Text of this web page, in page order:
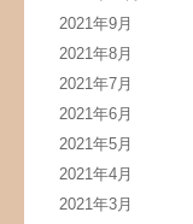
2021年9月
2021年8月
2021年7月
2021年6月
2021年5月
2021年4月
2021年3月